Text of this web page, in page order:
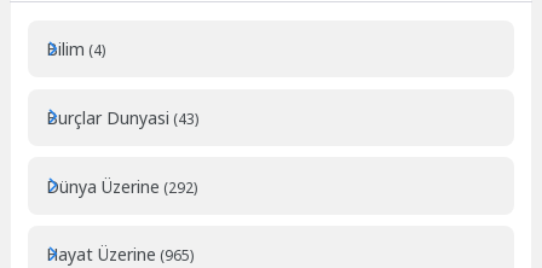
Bilim (4)
Burçlar Dunyasi (43)
Dünya Üzerine (292)
Hayat Üzerine (965)